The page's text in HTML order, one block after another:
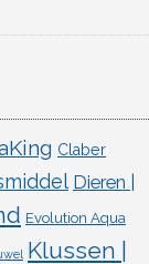
Claber
Dieren |
Evolution Aqua
Klussen |